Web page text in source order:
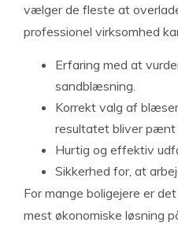
vælger de fleste at
professionel virksomhed
Erfaring med at
sandblæsning.
Korrekt valg af
resultatet bliver pænt
Hurtig og effektiv
Sikkerhed for, at
For mange boligejere er
mest økonomiske løsning